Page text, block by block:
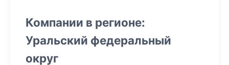
Компании в регионе:
Уральский федеральный
округ